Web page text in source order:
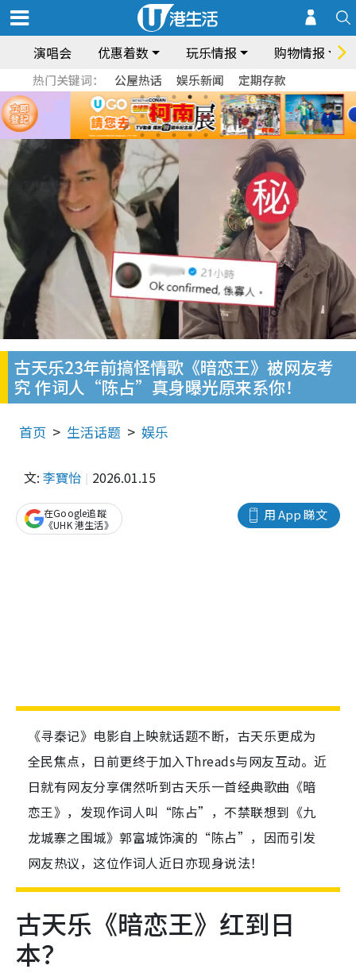
演唱会 优惠着数 玩乐情报 购物情报
热门关键词： 公屋热话 娱乐新闻 定期存款
古天乐23年前搞怪情歌《暗恋王》被网友考
究 作词人“陈占”真身曝光原来系你！
首页 生活话题 娱乐
文: 李寶怡 2026.01.15
用 App 睇文
在Google追蹤
《UHK 港生活》
《寻秦记》电影自上映就话题不断，古天乐更成为
全民焦点，日前更终于加入Threads与网友互动。近
日就有网友分享偶然听到古天乐一首经典歌曲《暗
恋王》，发现作词人叫“陈占”，不禁联想到《九
龙城寨之围城》郭富城饰演的“陈占”，因而引发
网友热议，这位作词人近日亦现身说法！
古天乐《暗恋王》红到日
本？